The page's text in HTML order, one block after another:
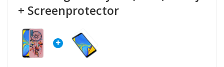
+ Screenprotector